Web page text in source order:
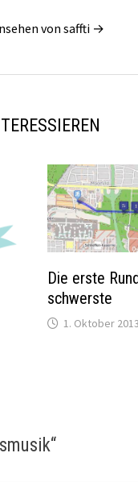
von saffti →
Die erste
schwerste
1. Oktober 2013
“